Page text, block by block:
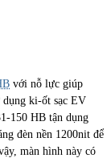
với nỗ lực giúp
dụng ki-ốt sạc EV
150 HB tận dụng
đèn nền 1200nit để
màn hình này có